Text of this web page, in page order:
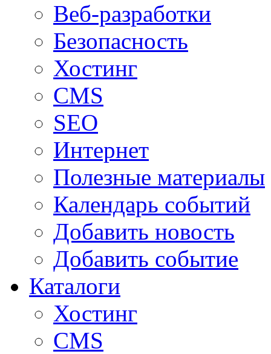
Веб-разработки
Безопасность
Хостинг
CMS
SEO
Интернет
Полезные материалы
Календарь событий
Добавить новость
Добавить событие
Каталоги
Хостинг
CMS